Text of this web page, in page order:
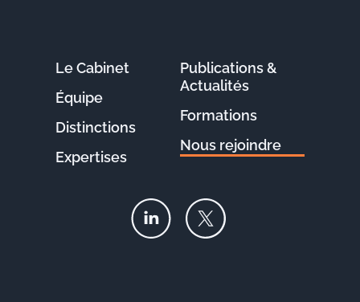
Le Cabinet
Équipe
Distinctions
Expertises
Publications &
Actualités
Formations
Nous rejoindre